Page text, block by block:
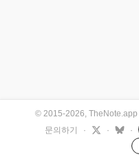
© 2015-2026, TheNote.app
문의하기
· · ·